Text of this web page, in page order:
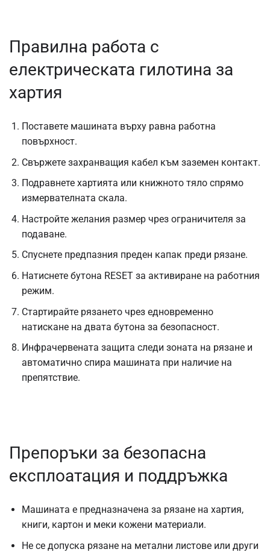
Правилна работа с
електрическата гилотина за
хартия
Поставете машината върху равна работна
повърхност.
Свържете захранващия кабел към заземен контакт.
Подравнете хартията или книжното тяло спрямо
измервателната скала.
Настройте желания размер чрез ограничителя за
подаване.
Спуснете предпазния преден капак преди рязане.
Натиснете бутона RESET за активиране на работния
режим.
Стартирайте рязането чрез едновременно
натискане на двата бутона за безопасност.
Инфрачервената защита следи зоната на рязане и
автоматично спира машината при наличие на
препятствие.
Препоръки за безопасна
експлоатация и поддръжка
Машината е предназначена за рязане на хартия,
книги, картон и меки кожени материали.
Не се допуска рязане на метални листове или други